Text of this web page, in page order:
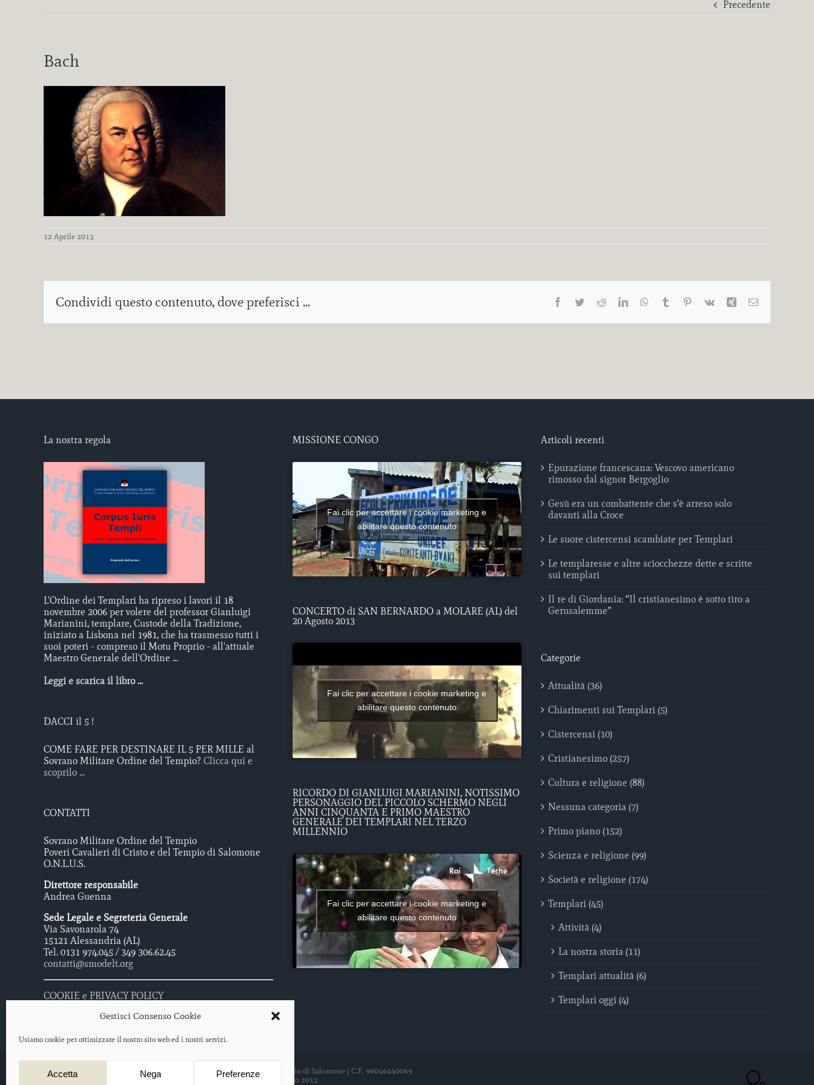
Gestisci Consenso Cookie
Usiamo cookie per ottimizzare il nostro sito web ed i nostri servizi.
Accetta Nega Preferenze
Precedente
Bach
12 Aprile 2013
Condividi questo contenuto, dove preferisci ... Facebook
TwitterRedditLinkedInWhatsApp
Tumblr Pinterest
Vk Xing Email
La nostra regola
L'Ordine dei Templari ha ripreso i lavori il 18
novembre 2006 per volere del professor Gianluigi
Marianini, templare, Custode della Tradizione,
iniziato a Lisbona nel 1981, che ha trasmesso tutti i
suoi poteri - compreso il Motu Proprio - all'attuale
Maestro Generale dell'Ordine ...
Leggi e scarica il libro ...
DACCI il 5 !
COME FARE PER DESTINARE IL 5 PER MILLE al
Sovrano Militare Ordine del Tempio? Clicca qui e
scoprilo ...
CONTATTI
Sovrano Militare Ordine del Tempio
Poveri Cavalieri di Cristo e del Tempio di Salomone
O.N.L.U.S.
Direttore responsabile
Andrea Guenna
Sede Legale e Segreteria Generale
Via Savonarola 74
15121 Alessandria (AL)
Tel. 0131 974.045 / 349 306.62.45
contatti@smodelt.org
COOKIE e PRIVACY POLICY
MISSIONE CONGO
Fai clic per accettare i cookie marketing e
abilitare questo contenuto
CONCERTO di SAN BERNARDO a MOLARE (AL) del
20 Agosto 2013
Fai clic per accettare i cookie marketing e
abilitare questo contenuto
RICORDO DI GIANLUIGI MARIANINI, NOTISSIMO
PERSONAGGIO DEL PICCOLO SCHERMO NEGLI
ANNI CINQUANTA E PRIMO MAESTRO
GENERALE DEI TEMPLARI NEL TERZO
MILLENNIO
Fai clic per accettare i cookie marketing e
abilitare questo contenuto
Articoli recenti
Epurazione francescana: Vescovo americano
rimosso dal signor Bergoglio
Gesù era un combattente che s’è arreso solo
davanti alla Croce
Le suore cistercensi scambiate per Templari
Le templaresse e altre sciocchezze dette e scritte
sui templari
Il re di Giordania: “Il cristianesimo è sotto tiro a
Gerusalemme”
Categorie
Attualità (36)
Chiarimenti sui Templari (5)
Cistercensi (10)
Cristianesimo (257)
Cultura e religione (88)
Nessuna categoria (7)
Primo piano (152)
Scienza e religione (99)
Società e religione (174)
Templari (45)
Attività (4)
La nostra storia (11)
Templari attualità (6)
Templari oggi (4)
Sovrano Militare Ordine Del Tempio - Poveri Cavalieri di Cristo e del Tempio di Salomone | C.F. 96046440069
Protocollo iscrizione O.N.L.U.S. 2012/047477 – data di iscrizione: 21 agosto 2012